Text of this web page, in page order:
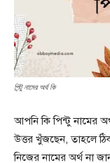
পিন্টু নামের অর্থ কি
আপনি কি পিন্টু নামের
উত্তর খুঁজছেন, তাহলে
নিজের নামের অর্থ না